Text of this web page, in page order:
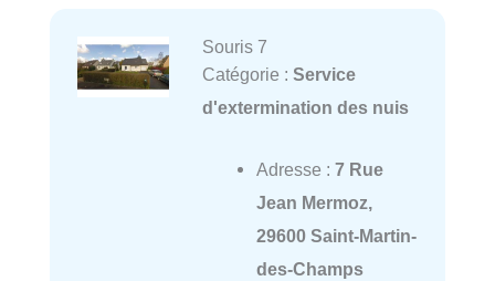
Souris 7
Catégorie : Service
d'extermination des nuis
Adresse : 7 Rue
Jean Mermoz,
29600 Saint-Martin-
des-Champs